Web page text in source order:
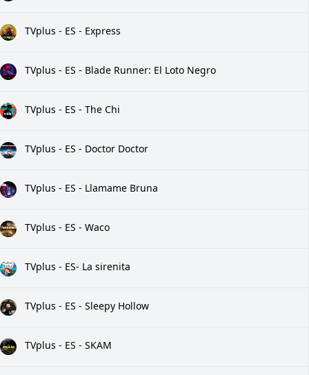
TVplus - ES - Express
TVplus - ES - Blade Runner: El Loto Negro
TVplus - ES - The Chi
TVplus - ES - Doctor Doctor
TVplus - ES - Llamame Bruna
TVplus - ES - Waco
TVplus - ES- La sirenita
TVplus - ES - Sleepy Hollow
TVplus - ES - SKAM